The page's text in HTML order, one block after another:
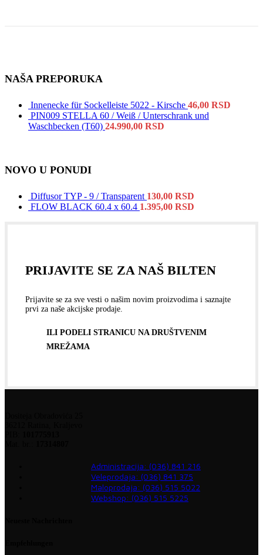
NAŠA PREPORUKA
Innenecke für Sockelleiste 5022 - Kirsche 46,00 RSD
PIN009 STELLA 60 / Weiß / Unterschrank und
Waschbecken (T60) 24.990,00 RSD
NOVO U PONUDI
Diffusor TYP - 9 / Transparent 130,00 RSD
FLOW BLACK 60.4 x 60.4 1.395,00 RSD
PRIJAVITE SE ZA NAŠ BILTEN
Prijavite se za sve vesti o našim novim proizvodima i saznajte
prvi za naše akcijske prodaje.
ILI PODELI STRANICU NA DRUŠTVENIM
MREŽAMA
Administracija: (036) 841 216
Veleprodaja: (036) 841 375
Maloprodaja: (036) 515 5022
Webshop: (036) 515 5225